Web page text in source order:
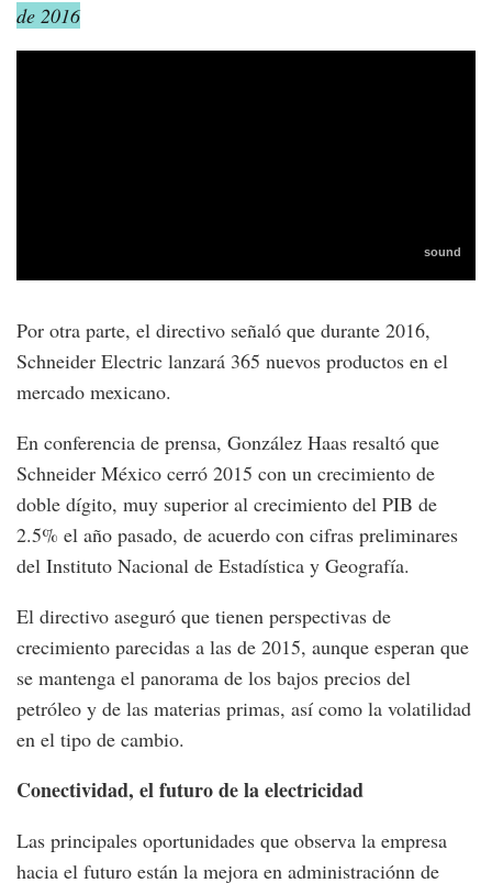
de 2016
Por otra parte, el directivo señaló que durante 2016,
Schneider Electric lanzará 365 nuevos productos en el
mercado mexicano.
En conferencia de prensa, González Haas resaltó que
Schneider México cerró 2015 con un crecimiento de
doble dígito, muy superior al crecimiento del PIB de
2.5% el año pasado, de acuerdo con cifras preliminares
del Instituto Nacional de Estadística y Geografía.
El directivo aseguró que tienen perspectivas de
crecimiento parecidas a las de 2015, aunque esperan que
se mantenga el panorama de los bajos precios del
petróleo y de las materias primas, así como la volatilidad
en el tipo de cambio.
Conectividad, el futuro de la electricidad
Las principales oportunidades que observa la empresa
hacia el futuro están la mejora en administraciónn de